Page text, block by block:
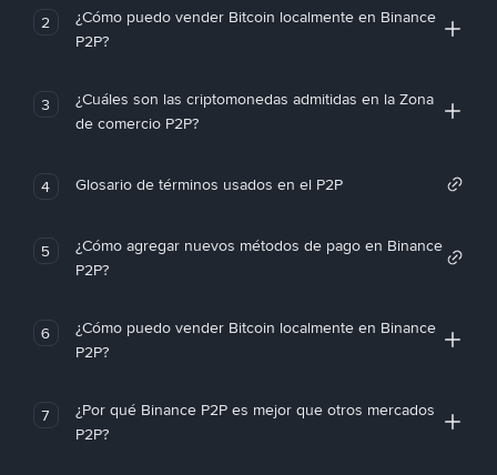
2
¿Cómo puedo vender Bitcoin localmente en Binance
P2P?
3
¿Cuáles son las criptomonedas admitidas en la Zona
de comercio P2P?
4 Glosario de términos usados en el P2P
5
¿Cómo agregar nuevos métodos de pago en Binance
P2P?
6
¿Cómo puedo vender Bitcoin localmente en Binance
P2P?
7
¿Por qué Binance P2P es mejor que otros mercados
P2P?